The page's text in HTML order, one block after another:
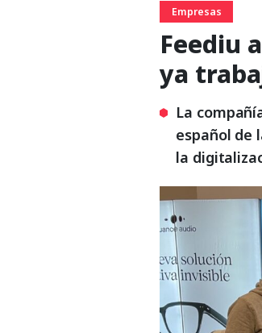
Empresas
Feediu
ya
La
español de
la